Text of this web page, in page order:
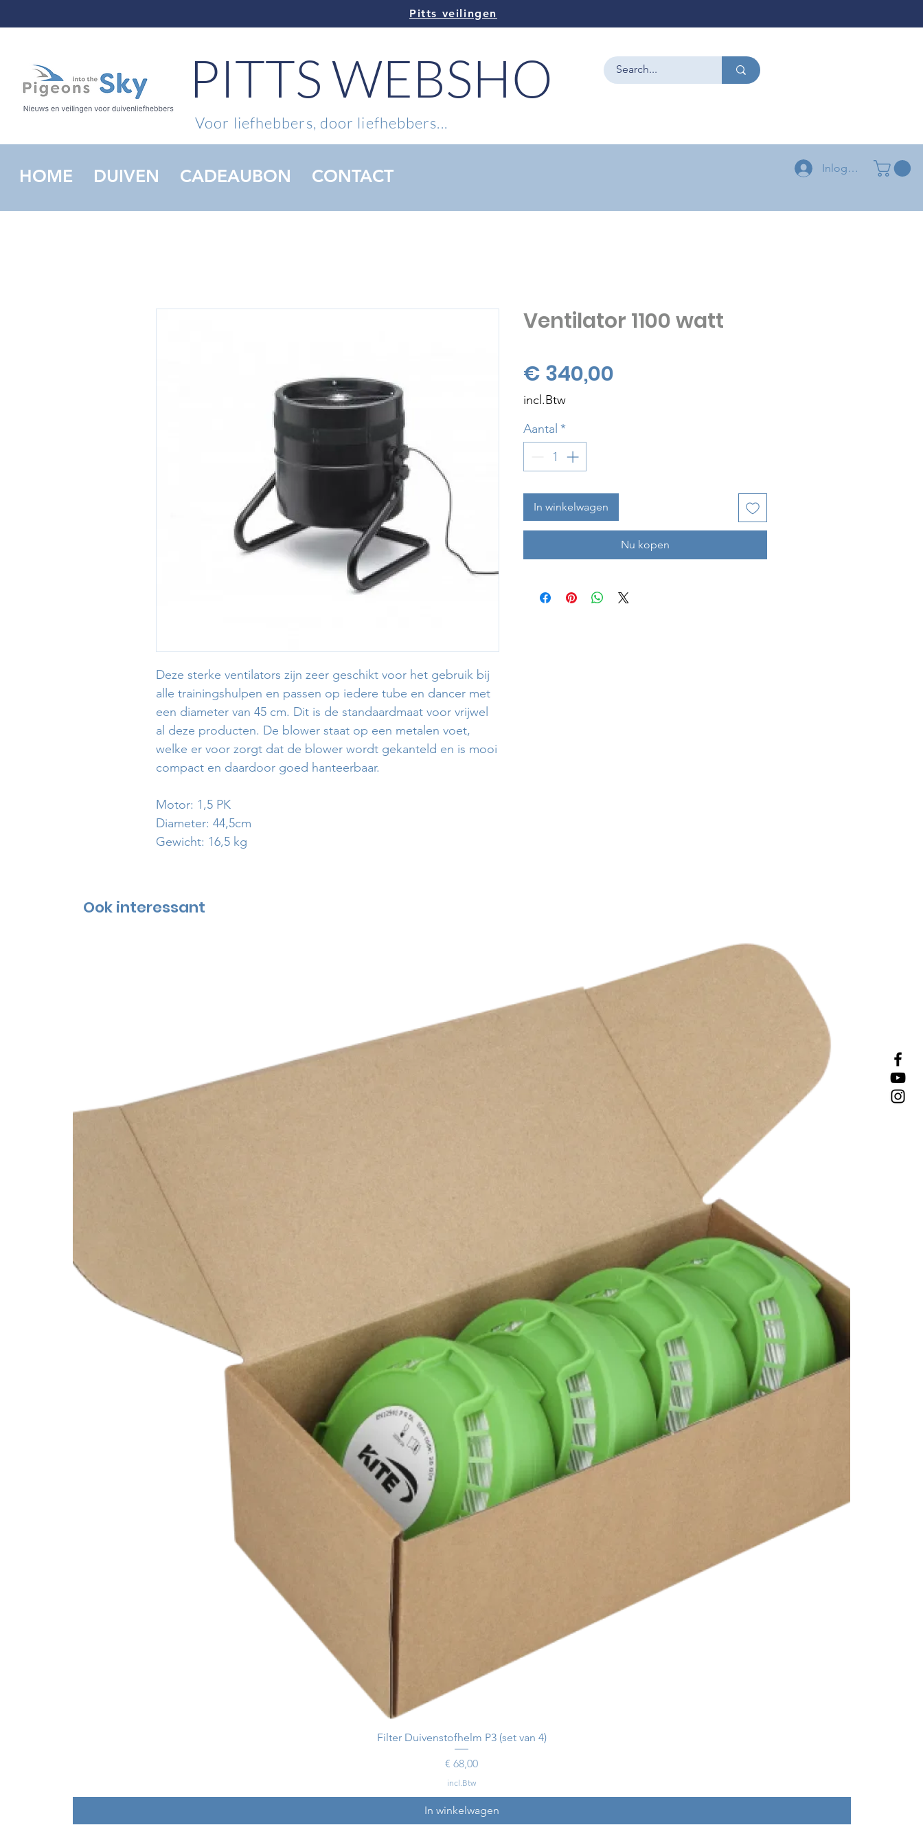
Pitts veilingen
PITTS WEBSHOP
Voor liefhebbers, door liefhebbers...
HOME DUIVEN CADEAUBON CONTACT Inloggen
Deze sterke ventilators zijn zeer geschikt voor het gebruik bij
alle trainingshulpen en passen op iedere tube en dancer met
een diameter van 45 cm. Dit is de standaardmaat voor vrijwel
al deze producten. De blower staat op een metalen voet,
welke er voor zorgt dat de blower wordt gekanteld en is mooi
compact en daardoor goed hanteerbaar.
Motor: 1,5 PK
Diameter: 44,5cm
Gewicht: 16,5 kg
Ventilator 1100 watt
€ 340,00
incl.Btw
Aantal *
In winkelwagen
Nu kopen
Ook interessant
Filter Duivenstofhelm P3 (set van 4)
Prijs
€ 68,00
incl.Btw
In winkelwagen